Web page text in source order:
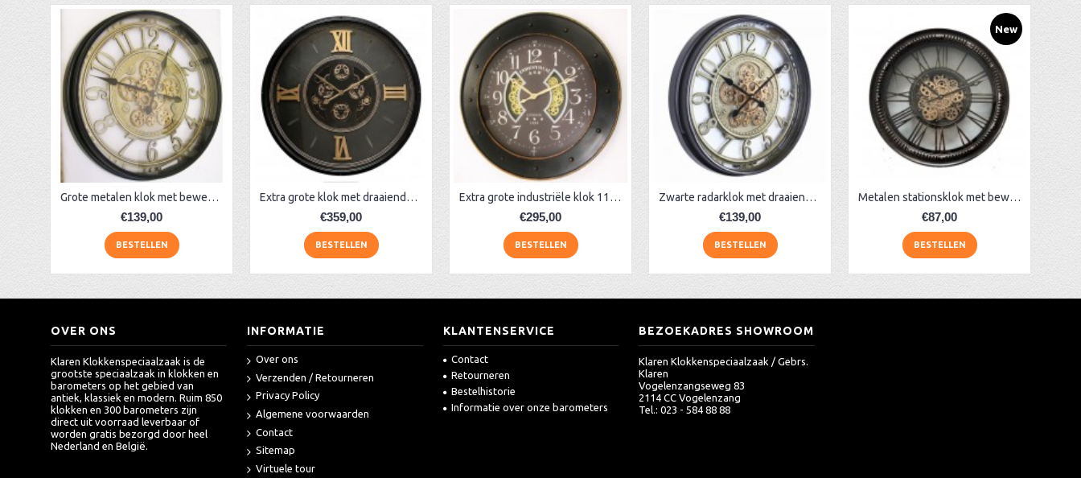
Grote metalen klok met bewegende raderen, zwart
€139,00
BESTELLEN
Extra grote klok met draaiende tandwielen120 cm
€359,00
BESTELLEN
Extra grote industriële klok 110 cm zwart
€295,00
BESTELLEN
Zwarte radarklok met draaiende tandwielen
€139,00
BESTELLEN
New
Metalen stationsklok met bewegende tandwielen zwart
€87,00
BESTELLEN
OVER ONS
Klaren Klokkenspeciaalzaak is de
grootste speciaalzaak in klokken en
barometers op het gebied van
antiek, klassiek en modern. Ruim 850
klokken en 300 barometers zijn
direct uit voorraad leverbaar of
worden gratis bezorgd door heel
Nederland en België.
INFORMATIE
Over ons
Verzenden / Retourneren
Privacy Policy
Algemene voorwaarden
Contact
Sitemap
Virtuele tour
KLANTENSERVICE
Contact
Retourneren
Bestelhistorie
Informatie over onze barometers
BEZOEKADRES SHOWROOM
Klaren Klokkenspeciaalzaak / Gebrs.
Klaren
Vogelenzangseweg 83
2114 CC Vogelenzang
Tel.: 023 - 584 88 88